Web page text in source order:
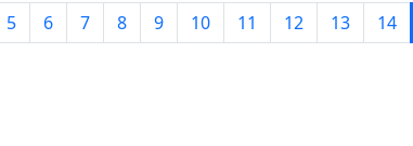
5 6 7 8 9 10 11 12 13 14